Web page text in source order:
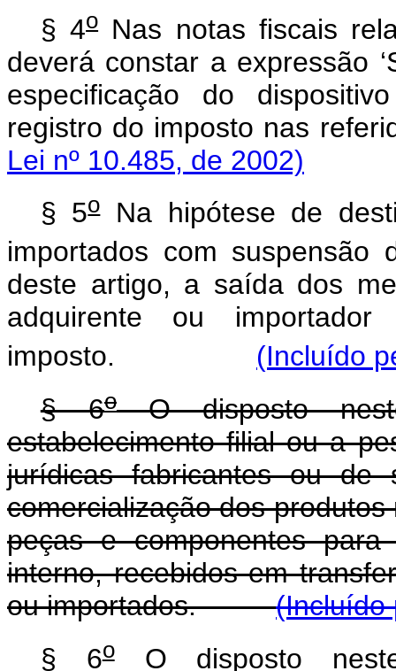
§ 4oNas notas fiscais
deverá constar a expressão
especificação do
registro do imposto
Lei nº 10.485, de 2002)
§ 5oNa hipótese de
importados com
deste artigo, a saída dos
adquirente ou
imposto.
(Incluído
§ 6oO disposto
estabelecimento filial ou a
jurídicas fabricantes ou de
comercialização dos
peças e componentes
interno, recebidos em
ou importados.(Incluído
§ 6oO disposto